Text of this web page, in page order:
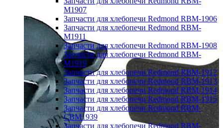
M1907
Запчасти для хлебопечи Redmond RBM-1906
Запчасти для хлебопечи Redmond RBM-
M1911
Запчасти для хлебопечи Redmond RBM-1908
Запчасти для хлебопечи Redmond RBM-
M1919
Запчасти для хлебопечи Redmond RBM-1912
Запчасти для хлебопечи Redmond RBM-1913
Запчасти для хлебопечи Redmond RBM-1914
Запчасти для хлебопечи Redmond RBM-1915
Запчасти для хлебопечи Redmond RBM-
CBM1939
Запчасти для хлебопечи Redmond RBM-